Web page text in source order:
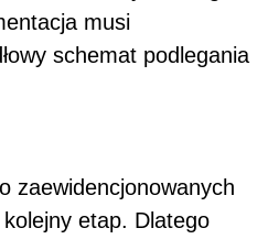
musi
schemat podlegania
zaewidencjonowanych
etap. Dlatego